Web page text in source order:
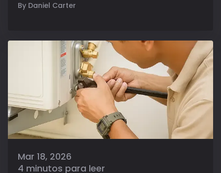
By Daniel Carter
Mar 18, 2026
4 minutos para leer